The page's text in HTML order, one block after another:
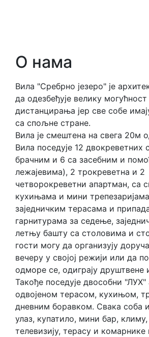
О нама
Вила "Сребрно језеро" је
да одезбеђује велику могућност
дистанцирања јер све собе
са спољне стране.
Вила је смештена на свега 20м
Вила поседује 12 двокреветних
брачним и 6 са засебним и
лежајевима), 2 трокреветна и 2
четворокреветни апартман, са
кухињама и мини
заједничким терасама и
гарнитурама за седење,
летњу башту са столовима и
гости могу да организују
вечеру у својој режији или да
одморе се, одиграју друштвене
Такође поседује двособни
одвојеном терасом, кухињом,
дневним боравком. Свака соба
улаз, купатило, мини бар,
телевизију, терасу и